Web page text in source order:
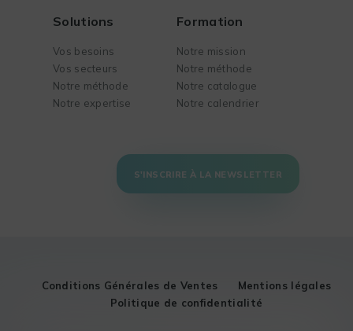
Solutions
Vos besoins
Vos secteurs
Notre méthode
Notre expertise
Formation
Notre mission
Notre méthode
Notre catalogue
Notre calendrier
S'INSCRIRE À LA NEWSLETTER
Conditions Générales de Ventes
Mentions légales
Politique de confidentialité